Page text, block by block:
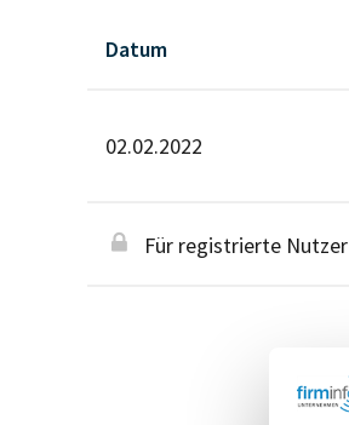
Datum
02.02.2022
Für registrierte Nutzer